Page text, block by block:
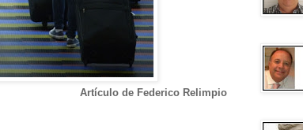
Artículo de Federico Relimpio